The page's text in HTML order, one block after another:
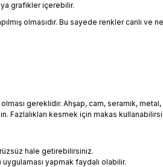
grafikler içerebilir.
olmasıdır. Bu sayede renkler canlı ve
gereklidir. Ahşap, cam, seramik,
Fazlalıkları kesmek için makas
hale getirebilirsiniz.
yapmak faydalı olabilir.